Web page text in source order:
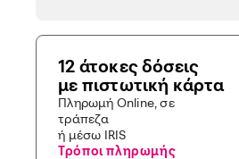
12 άτοκες δόσεις
με πιστωτική κάρτα
Πληρωμή Online, σε
τράπεζα
ή μέσω IRIS
Τρόποι πληρωμής